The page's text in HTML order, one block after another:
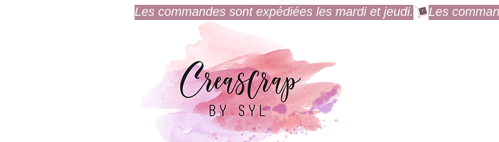
Les commandes sont expédiées les mardi et jeudi.